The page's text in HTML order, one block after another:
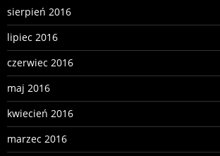
sierpień 2016
lipiec 2016
czerwiec 2016
maj 2016
kwiecień 2016
marzec 2016